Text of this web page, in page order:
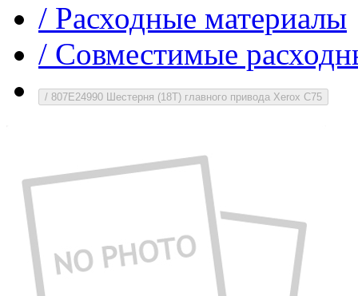
/ Расходные материалы
/ Совместимые
/ 807E24990 Шестерня (18T) главного привода Xerox C75